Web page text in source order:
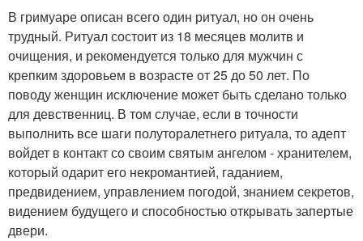
В гримуаре описан всего один ритуал, но он очень
трудный. Ритуал состоит из 18 месяцев молитв и
очищения, и рекомендуется только для мужчин с
крепким здоровьем в возрасте от 25 до 50 лет. По
поводу женщин исключение может быть сделано только
для девственниц. В том случае, если в точности
выполнить все шаги полуторалетнего ритуала, то адепт
войдет в контакт со своим святым ангелом - хранителем,
который одарит его некромантией, гаданием,
предвидением, управлением погодой, знанием секретов,
видением будущего и способностью открывать запертые
двери.